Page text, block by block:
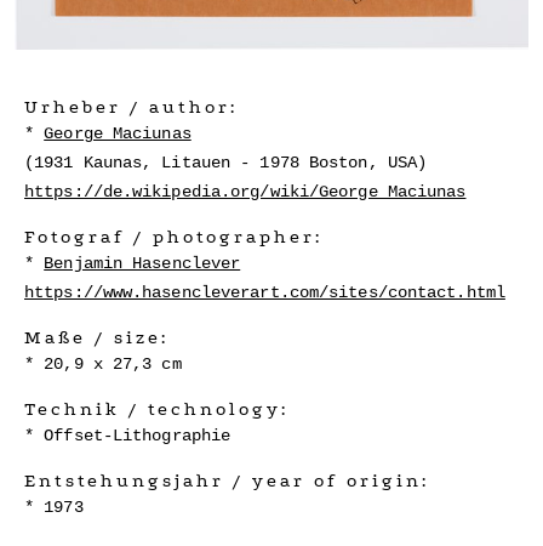
Urheber / author:
George Maciunas
(1931 Kaunas, Litauen - 1978 Boston, USA)
https://de.wikipedia.org/wiki/George_Maciunas
Fotograf / photographer:
Benjamin Hasenclever
https://www.hasencleverart.com/sites/contact.html
Maße / size:
20,9 x 27,3 cm
Technik / technology:
Offset-Lithographie
Entstehungsjahr / year of origin:
1973